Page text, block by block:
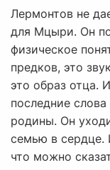
Лермонтов не
для Мцыри. Он
физическое
предков, это
это образ отца.
последние
родины. Он
семью в сердце.
что можно